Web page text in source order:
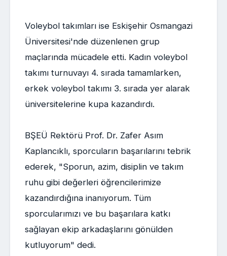
Voleybol takımları ise Eskişehir Osmangazi
Üniversitesi'nde düzenlenen grup
maçlarında mücadele etti. Kadın voleybol
takımı turnuvayı 4. sırada tamamlarken,
erkek voleybol takımı 3. sırada yer alarak
üniversitelerine kupa kazandırdı.
BŞEÜ Rektörü Prof. Dr. Zafer Asım
Kaplancıklı, sporcuların başarılarını tebrik
ederek, "Sporun, azim, disiplin ve takım
ruhu gibi değerleri öğrencilerimize
kazandırdığına inanıyorum. Tüm
sporcularımızı ve bu başarılara katkı
sağlayan ekip arkadaşlarını gönülden
kutluyorum" dedi.